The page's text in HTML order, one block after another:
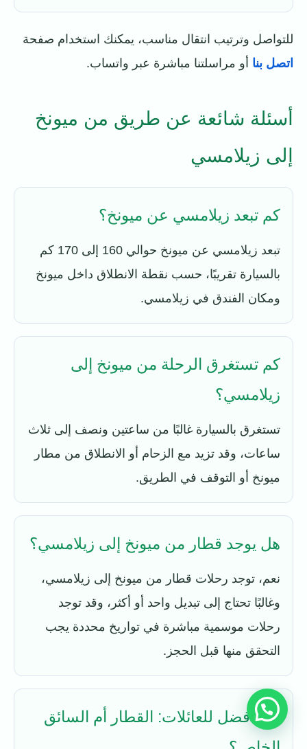
للتواصل وترتيب انتقال مناسب، يمكنك استخدام صفحة
اتصل بنا أو مراسلتنا مباشرة عبر واتساب.
أسئلة شائعة عن طريق من ميونخ
إلى زيلامسي
كم تبعد زيلامسي عن ميونخ؟
تبعد زيلامسي عن ميونخ حوالي 160 إلى 170 كم
بالسيارة تقريبًا، حسب نقطة الانطلاق داخل ميونخ
ومكان الفندق في زيلامسي.
كم تستغرق الرحلة من ميونخ إلى
زيلامسي؟
تستغرق بالسيارة غالبًا من ساعتين ونصف إلى ثلاث
ساعات، وقد تزيد مع الزحام أو الانطلاق من مطار
ميونخ أو التوقف في الطريق.
هل يوجد قطار من ميونخ إلى زيلامسي؟
نعم، توجد رحلات قطار من ميونخ إلى زيلامسي،
وغالبًا تحتاج إلى تبديل واحد أو أكثر، وقد توجد
رحلات موسمية مباشرة في تواريخ محددة يجب
التحقق منها قبل الحجز.
ما الأفضل للعائلات: القطار أم السائق